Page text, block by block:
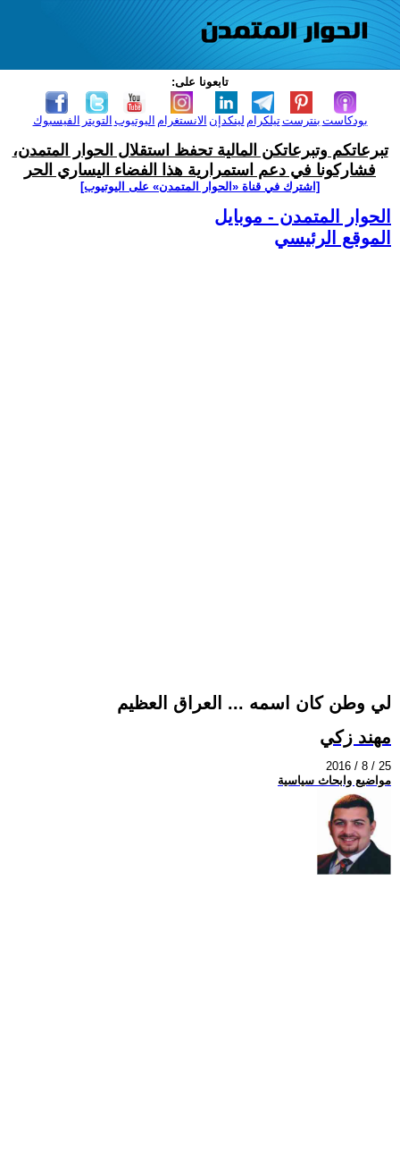
تابعونا على:
الفيسبوك التويتر اليوتيوب الانستغرام لينكدإن تيلكرامبنترست بودكاست
تبرعاتكم وتبرعاتكن المالية تحفظ استقلال الحوار المتمدن،
فشاركونا في دعم استمرارية هذا الفضاء اليساري الحر
[اشترك في قناة ‫«الحوار المتمدن» على اليوتيوب]
الحوار المتمدن - موبايل
الموقع الرئيسي
لي وطن كان اسمه ... العراق العظيم
مهند زكي
2016 / 8 / 25
مواضيع وابحاث سياسية